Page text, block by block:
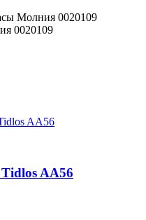
0020109
AA56